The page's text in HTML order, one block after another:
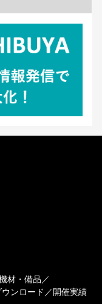
材・備品
ンロード 開催実績